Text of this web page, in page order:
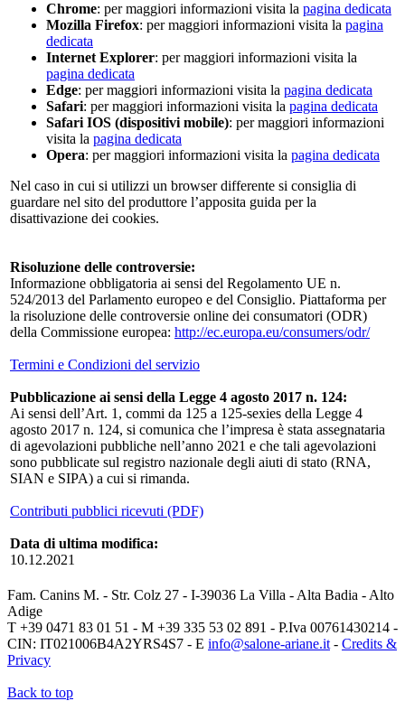
Chrome: per maggiori informazioni visita la pagina dedicata
Mozilla Firefox: per maggiori informazioni visita la pagina
dedicata
Internet Explorer: per maggiori informazioni visita la
pagina dedicata
Edge: per maggiori informazioni visita la pagina dedicata
Safari: per maggiori informazioni visita la pagina dedicata
Safari IOS (dispositivi mobile): per maggiori informazioni
visita la pagina dedicata
Opera: per maggiori informazioni visita la pagina dedicata
Nel caso in cui si utilizzi un browser differente si consiglia di
guardare nel sito del produttore l’apposita guida per la
disattivazione dei cookies.
Risoluzione delle controversie:
Informazione obbligatoria ai sensi del Regolamento UE n.
524/2013 del Parlamento europeo e del Consiglio. Piattaforma per
la risoluzione delle controversie online dei consumatori (ODR)
della Commissione europea: http://ec.europa.eu/consumers/odr/
Termini e Condizioni del servizio
Pubblicazione ai sensi della Legge 4 agosto 2017 n. 124:
Ai sensi dell’Art. 1, commi da 125 a 125-sexies della Legge 4
agosto 2017 n. 124, si comunica che l’impresa è stata assegnataria
di agevolazioni pubbliche nell’anno 2021 e che tali agevolazioni
sono pubblicate sul registro nazionale degli aiuti di stato (RNA,
SIAN e SIPA) a cui si rimanda.
Contributi pubblici ricevuti (PDF)
Data di ultima modifica:
10.12.2021
Fam. Canins M. - Str. Colz 27 - I-39036 La Villa - Alta Badia - Alto
Adige
T +39 0471 83 01 51 - M +39 335 53 02 891 - P.Iva 00761430214 -
CIN: IT021006B4A2YRS4S7 - E info@salone-ariane.it - Credits &
Privacy
Back to top